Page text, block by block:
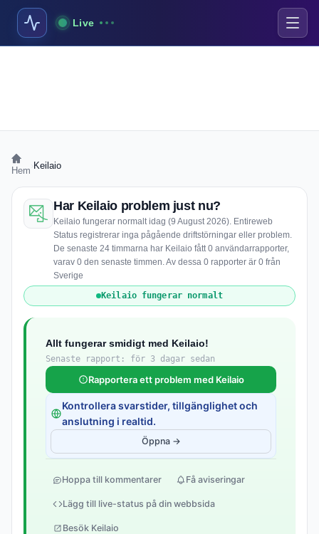
Live
Hem Keilaio
Har Keilaio problem just nu?
Keilaio fungerar normalt idag (9 August 2026). Entireweb
Status registrerar inga pågående driftstörningar eller problem.
De senaste 24 timmarna har Keilaio fått 0 användarrapporter,
varav 0 den senaste timmen. Av dessa 0 rapporter är 0 från
Sverige
Keilaio fungerar normalt
Allt fungerar smidigt med Keilaio!
Senaste rapport: för 3 dagar sedan
Rapportera ett problem med Keilaio
Kontrollera svarstider, tillgänglighet och
anslutning i realtid.
Öppna →
Hoppa till kommentarer Få aviseringar
Lägg till live-status på din webbsida
Besök Keilaio